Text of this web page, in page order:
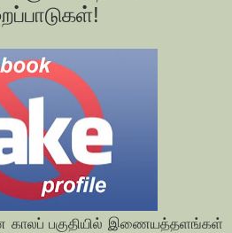
காலப் பகுதியில் இணையத்தளங்கள்